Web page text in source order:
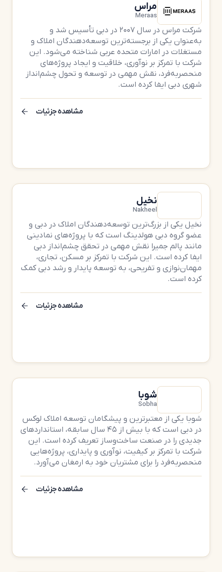
مراس
Meraas
شرکت مراس در سال ۲۰۰۷ در دبی تأسیس شد و
به‌عنوان یکی از برجسته‌ترین توسعه‌دهندگان املاک و
مستغلات در امارات متحده عربی شناخته می‌شود. این
شرکت با تمرکز بر نوآوری، خلاقیت و ایجاد پروژه‌های
منحصربه‌فرد، نقش مهمی در توسعه و تحول چشم‌انداز
شهری دبی ایفا کرده است.
مشاهده جزئیات
نخیل
Nakheel
نخیل یکی از بزرگ‌ترین توسعه‌دهندگان املاک در دبی و
عضو گروه دبی هولدینگ است که با پروژه‌های نمادینی
مانند پالم جمیرا نقش مهمی در تحقق چشم‌انداز دبی
ایفا کرده است. این شرکت با تمرکز بر مسکن، تجاری،
مهمان‌نوازی و تفریحی، به توسعه پایدار و رشد دبی کمک
کرده است.
مشاهده جزئیات
شوبا
Sobha
شوبا یکی از معتبرترین و پیشگامان توسعه املاک لوکس
در دبی است که با بیش از ۴۵ سال سابقه، استانداردهای
جدیدی را در صنعت ساخت‌وساز تعریف کرده است. این
شرکت با تمرکز بر کیفیت، نوآوری و پایداری، پروژه‌هایی
منحصربه‌فرد را برای مشتریان خود به ارمغان می‌آورد.
مشاهده جزئیات